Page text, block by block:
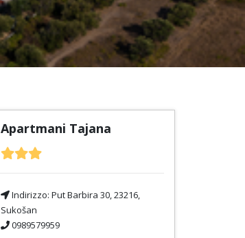
Apartmani Tajana
Indirizzo: Put Barbira 30, 23216,
Sukošan
0989579959